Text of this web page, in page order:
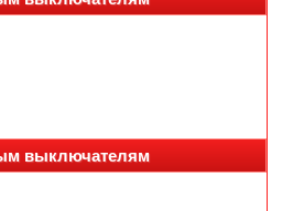
выключателям